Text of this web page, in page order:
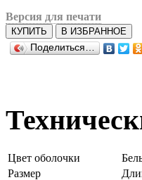
Версия для печати
КУПИТЬ
В ИЗБРАННОЕ
Поделиться…
Цвет оболочки
Размер